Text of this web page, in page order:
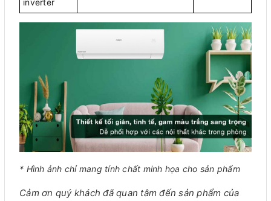
inverter
* Hình ảnh chỉ mang tính chất minh họa cho sản phẩm
Cảm ơn quý khách đã quan tâm đến sản phẩm của